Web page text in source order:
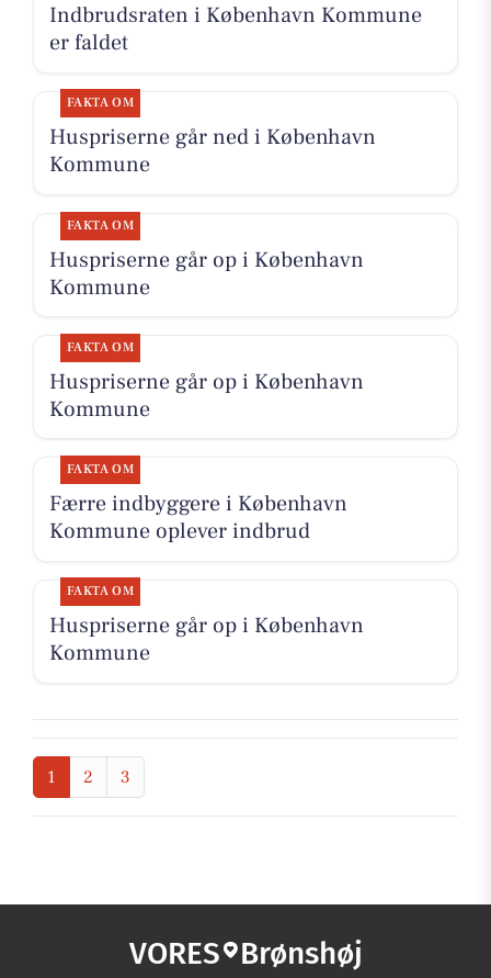
Indbrudsraten i København Kommune
er faldet
FAKTA OM
Huspriserne går ned i København
Kommune
FAKTA OM
Huspriserne går op i København
Kommune
FAKTA OM
Huspriserne går op i København
Kommune
FAKTA OM
Færre indbyggere i København
Kommune oplever indbrud
FAKTA OM
Huspriserne går op i København
Kommune
1 2 3
VORES Brønshøj